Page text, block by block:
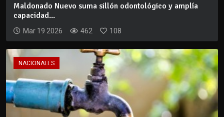
Maldonado Nuevo suma sillón odontológico y amplía
capacidad...
Mar 19 2026 462 108
NACIONALES